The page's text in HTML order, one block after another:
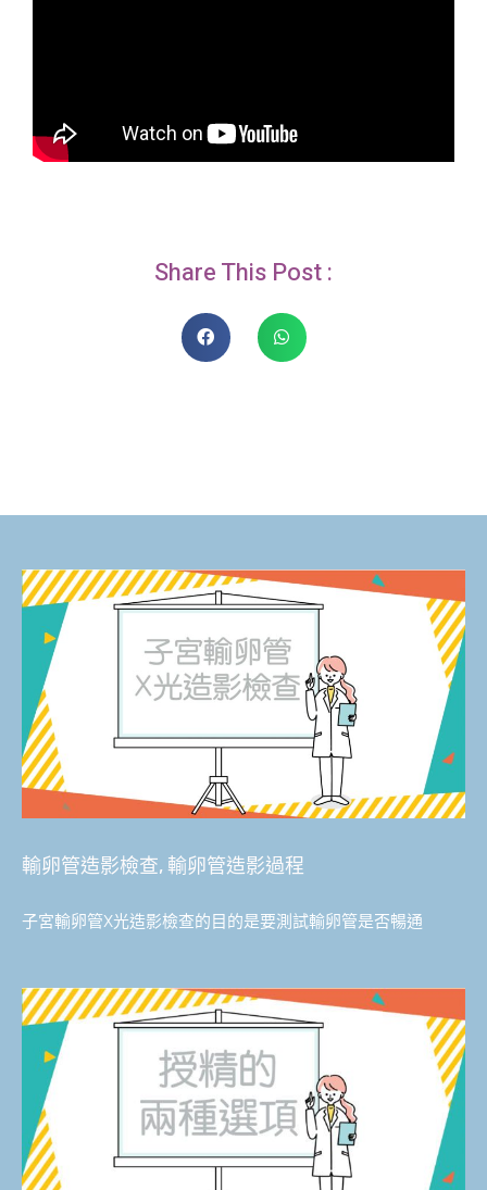
Share This Post :
輸卵管造影檢查, 輸卵管造影過程
子宮輸卵管X光造影檢查的目的是要測試輸卵管是否暢通